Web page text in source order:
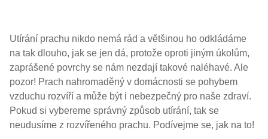
Utírání prachu nikdo nemá rád a většinou ho odkládáme
na tak dlouho, jak se jen dá, protože oproti jiným úkolům,
zaprášené povrchy se nám nezdají takové naléhavé. Ale
pozor! Prach nahromaděný v domácnosti se pohybem
vzduchu rozvíří a může být i nebezpečný pro naše zdraví.
Pokud si vybereme správný způsob utírání, tak se
neudusíme z rozvířeného prachu. Podívejme se, jak na to!